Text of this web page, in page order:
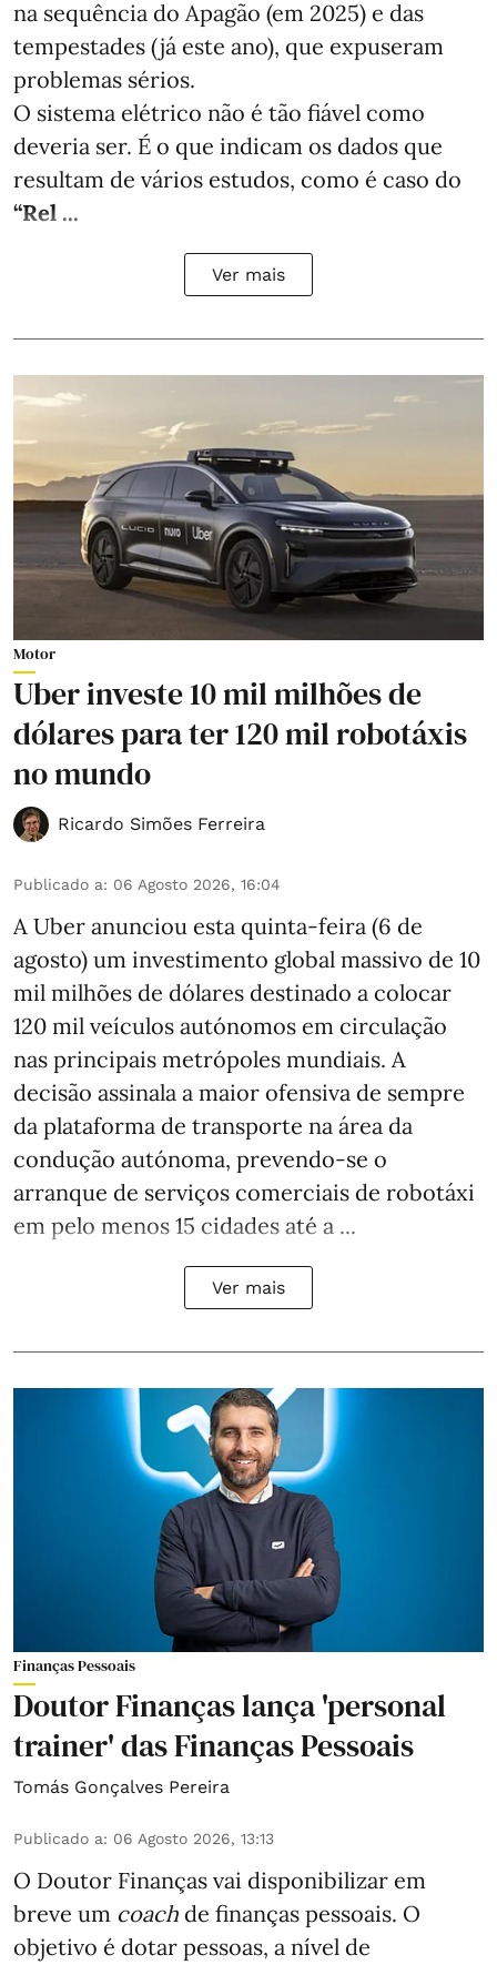
na sequência do Apagão (em 2025) e das
tempestades (já este ano), que expuseram
problemas sérios.
O sistema elétrico não é tão fiável como
deveria ser. É o que indicam os dados que
resultam de vários estudos, como é caso do
“Rel ...
Ver mais
Motor
Uber investe 10 mil milhões de
dólares para ter 120 mil robotáxis
no mundo
Ricardo Simões Ferreira
Publicado a: 06 Agosto 2026, 16:04
A Uber anunciou esta quinta-feira (6 de
agosto) um investimento global massivo de 10
mil milhões de dólares destinado a colocar
120 mil veículos autónomos em circulação
nas principais metrópoles mundiais. A
decisão assinala a maior ofensiva de sempre
da plataforma de transporte na área da
condução autónoma, prevendo-se o
arranque de serviços comerciais de robotáxi
em pelo menos 15 cidades até a ...
Ver mais
Finanças Pessoais
Doutor Finanças lança 'personal
trainer' das Finanças Pessoais
Tomás Gonçalves Pereira
Publicado a: 06 Agosto 2026, 13:13
O Doutor Finanças vai disponibilizar em
breve um coach de finanças pessoais. O
objetivo é dotar pessoas, a nível de